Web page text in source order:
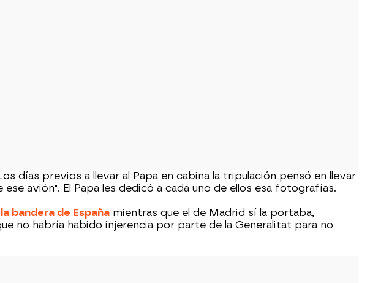
días previos a llevar al Papa en cabina la tripulación pensó en llevar
avión". El Papa les dedicó a cada uno de ellos esa fotografías.
bandera de España mientras que el de Madrid sí la portaba,
no habría habido injerencia por parte de la Generalitat para no